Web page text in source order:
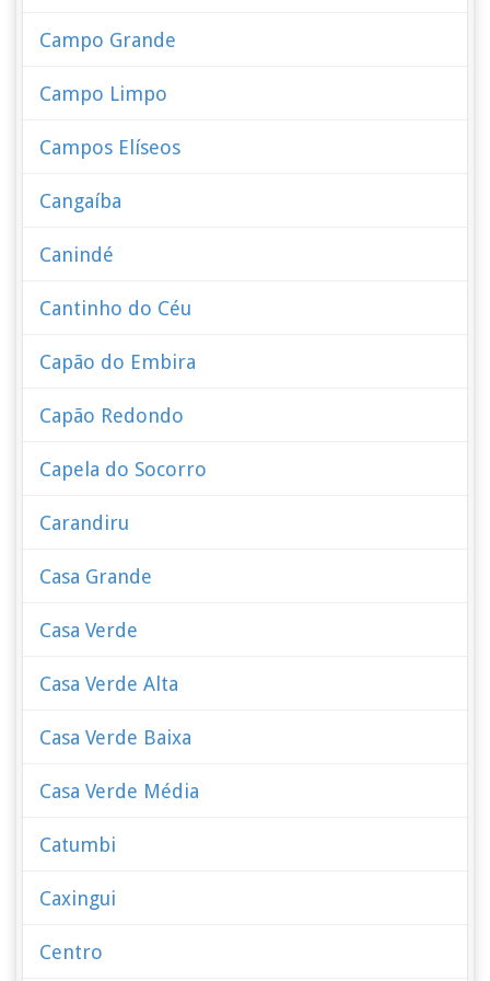
Campo Grande
Campo Limpo
Campos Elíseos
Cangaíba
Canindé
Cantinho do Céu
Capão do Embira
Capão Redondo
Capela do Socorro
Carandiru
Casa Grande
Casa Verde
Casa Verde Alta
Casa Verde Baixa
Casa Verde Média
Catumbi
Caxingui
Centro